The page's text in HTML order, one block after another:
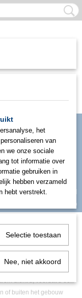
UW WINKELWAGEN
(0)
zijn
functie of is de AED
dient u, voordat u een
of buiten het gebouw
het
van
we onze sociale
tot informatie over
gebruiken in
hebben verzameld
hebt verstrekt.
Selectie toestaan
Nee, niet akkoord